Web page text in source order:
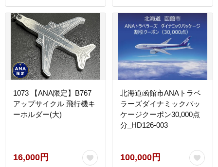
1073 【ANA限定】B767
アップサイクル 飛行機キ
ーホルダー(大)
16,000円
北海道函館市ANAトラベ
ラーズダイナミックパッ
ケージクーポン30,000点
分_HD126-003
100,000円